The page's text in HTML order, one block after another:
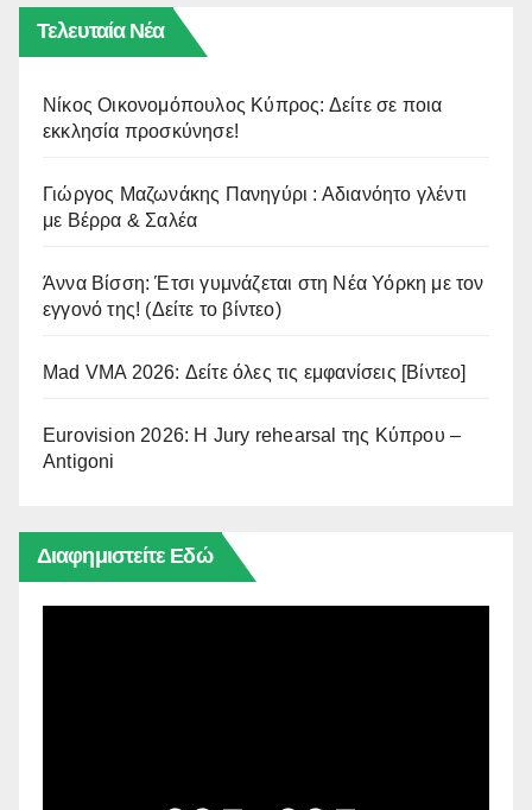
Τελευταία Νέα
Νίκος Οικονομόπουλος Κύπρος: Δείτε σε ποια
εκκλησία προσκύνησε!
Γιώργος Μαζωνάκης Πανηγύρι : Αδιανόητο γλέντι
με Βέρρα & Σαλέα
Άννα Βίσση: Έτσι γυμνάζεται στη Νέα Υόρκη με τον
εγγονό της! (Δείτε το βίντεο)
Mad VMA 2026: Δείτε όλες τις εμφανίσεις [Βίντεο]
Eurovision 2026: Η Jury rehearsal της Κύπρου –
Antigoni
Διαφημιστείτε Εδώ